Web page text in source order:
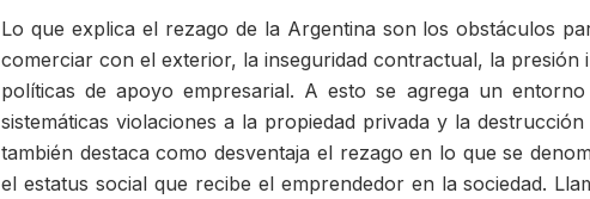
Lo que explica el rezago de la Argentina son los obstáculos
comerciar con el exterior, la inseguridad contractual, la presión
políticas de apoyo empresarial. A esto se agrega un
sistemáticas violaciones a la propiedad privada y la
también destaca como desventaja el rezago en lo que se
el estatus social que recibe el emprendedor en la sociedad.